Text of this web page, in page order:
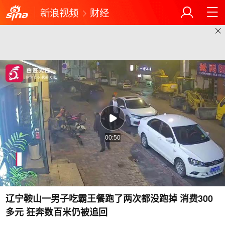
新浪视频 财经
00:50
辽宁鞍山一男子吃霸王餐跑了两次都没跑掉 消费300
多元 狂奔数百米仍被追回